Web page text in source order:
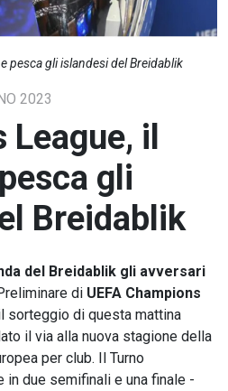
pesca gli islandesi del Breidablik
2023
il
gli
Breidablik
del Breidablik gli avversari
di UEFA Champions
sorteggio di questa mattina
il via alla nuova stagione della
per club. Il Turno
due semifinali e una finale -